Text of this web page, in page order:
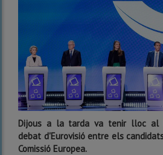
Dijous a la tarda va tenir lloc al
debat d'Eurovisió entre els
Comissió Europea.